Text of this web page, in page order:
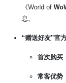
《World of
息。
“赠送好友”官
首次购买
常客优势